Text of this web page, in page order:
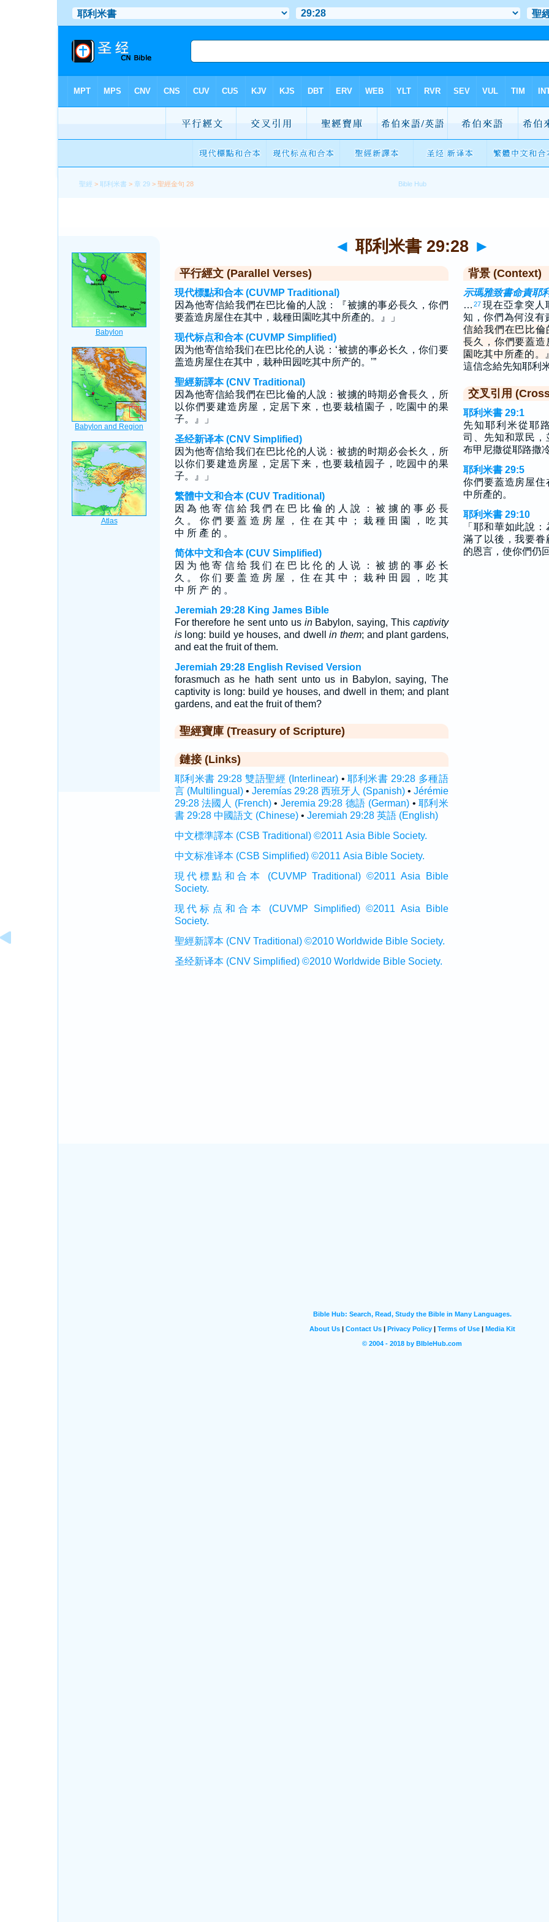
聖經 >耶利米書 > 章 29 > 聖經金句 28
◄ 耶利米書 29:28 ►
平行經文 (Parallel Verses)
現代標點和合本 (CUVMP Traditional)
因為他寄信給我們在巴比倫的人說：『被擄的事必長久，你們
要蓋造房屋住在其中，栽種田園吃其中所產的。』」
现代标点和合本 (CUVMP Simplified)
因为他寄信给我们在巴比伦的人说：‘被掳的事必长久，你们要
盖造房屋住在其中，栽种田园吃其中所产的。’”
聖經新譯本 (CNV Traditional)
因為他寄信給我們在巴比倫的人說：被擄的時期必會長久，所
以你們要建造房屋，定居下來，也要栽植園子，吃園中的果
子。』」
圣经新译本 (CNV Simplified)
因为他寄信给我们在巴比伦的人说：被掳的时期必会长久，所
以你们要建造房屋，定居下来，也要栽植园子，吃园中的果
子。』」
繁體中文和合本 (CUV Traditional)
因 為 他 寄 信 給 我 們 在 巴 比 倫 的 人 說 ： 被 擄 的 事 必 長
久 。 你 們 要 蓋 造 房 屋 ， 住 在 其 中 ； 栽 種 田 園 ， 吃 其
中 所 產 的 。
简体中文和合本 (CUV Simplified)
因 为 他 寄 信 给 我 们 在 巴 比 伦 的 人 说 ： 被 掳 的 事 必 长
久 。 你 们 要 盖 造 房 屋 ， 住 在 其 中 ； 栽 种 田 园 ， 吃 其
中 所 产 的 。
Jeremiah 29:28 King James Bible
For therefore he sent unto us inBabylon, saying, This captivity
islong: build ye houses, and dwellin them; and plant gardens,
and eat the fruit of them.
Jeremiah 29:28 English Revised Version
forasmuch as he hath sent unto us in Babylon, saying, The
captivity is long: build ye houses, and dwell in them; and plant
gardens, and eat the fruit of them?
聖經寶庫 (Treasury of Scripture)
鏈接 (Links)
耶利米書 29:28 雙語聖經 (Interlinear) •耶利米書 29:28 多種語
言 (Multilingual)• Jeremías 29:28 西班牙人 (Spanish)• Jérémie
29:28 法國人 (French)• Jeremia 29:28 德語 (German) •耶利米
書 29:28 中國語文 (Chinese)• Jeremiah 29:28 英語 (English)
中文標準譯本 (CSB Traditional) ©2011 Asia Bible Society.
中文标准译本 (CSB Simplified) ©2011 Asia Bible Society.
現代標點和合本 (CUVMP Traditional) ©2011 Asia Bible
Society.
现代标点和合本 (CUVMP Simplified) ©2011 Asia Bible
Society.
聖經新譯本 (CNV Traditional) ©2010 Worldwide Bible Society.
圣经新译本 (CNV Simplified) ©2010 Worldwide Bible Society.
背景 (Context)
示瑪雅致書命責耶
… 27 現在亞拿突人
知，你們為何沒
信給我們在巴比
長久，你們要蓋
園吃其中所產的。
這信念給先知耶利
交叉引用
耶利米書 29:1
先知耶利米從耶
司、先知和眾民
布甲尼撒從耶路撒
耶利米書 29:5
你們要蓋造房屋
中所產的。
耶利米書 29:10
「耶和華如此說
滿了以後，我要
的恩言，使你們仍